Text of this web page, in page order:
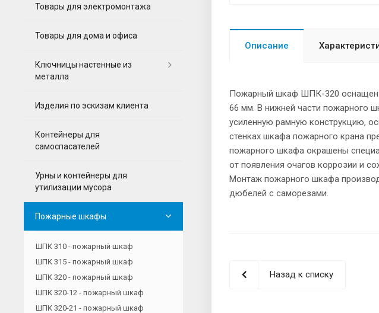
Описание
Пожарный шкаф ШПК-320 оснащен
66 мм. В нижней части пожарного
усиленную рамную конструкцию,
стенках шкафа пожарного крана
пожарного шкафа окрашены
от появления очагов коррозии и
Монтаж пожарного шкафа
дюбелей с саморезами.
Назад к списку
Товары для электромонтажа
Товары для дома и офиса
Ключницы настенные из
металла
Изделия по эскизам клиента
Контейнеры для
самоспасателей
Урны и контейнеры для
утилизации мусора
Пожарные шкафы
ШПК 310 - пожарный шкаф
ШПК 315 - пожарный шкаф
ШПК 320 - пожарный шкаф
ШПК 320-12 - пожарный шкаф
ШПК 320-21 - пожарный шкаф